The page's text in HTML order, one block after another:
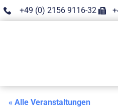
+49 (0) 2156 9116-32
« Alle Veranstaltungen